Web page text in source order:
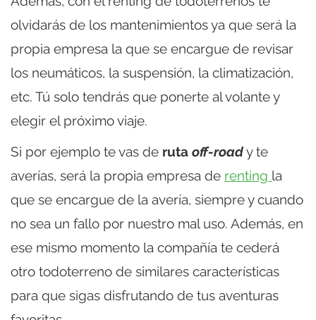
olvidarás de los mantenimientos ya que será la
propia empresa la que se encargue de revisar
los neumáticos, la suspensión, la climatización,
etc. Tú solo tendrás que ponerte al volante y
elegir el próximo viaje.
Si por ejemplo te vas de ruta off-roady te
averías, será la propia empresa de renting la
que se encargue de la avería, siempre y cuando
no sea un fallo por nuestro mal uso. Además, en
ese mismo momento la compañía te cederá
otro todoterreno de similares características
para que sigas disfrutando de tus aventuras